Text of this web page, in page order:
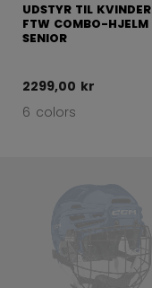
UDSTYR TIL KVINDER
FTW COMBO-HJELM
SENIOR
2299,00 kr
6 colors